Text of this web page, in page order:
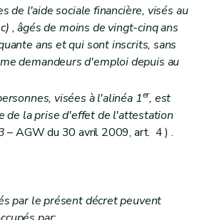
de l'aide sociale financière, visés au
c) , âgés de moins de vingt-cinq ans
ans et qui sont inscrits, sans
demandeurs d'emploi depuis au
visées à l'alinéa 1er, est
de la prise d'effet de l'attestation
– AGW du 30 avril 2009, art. 4 ) .
par le présent décret peuvent